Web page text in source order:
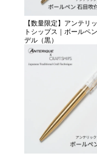
【数量限定】アンテリ
トシップス｜ボールペ
デル（黒）